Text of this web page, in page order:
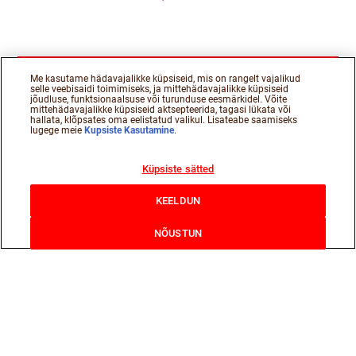
Me kasutame hädavajalikke küpsiseid, mis on rangelt vajalikud
selle veebisaidi toimimiseks, ja mittehädavajalikke küpsiseid
jõudluse, funktsionaalsuse või turunduse eesmärkidel. Võite
mittehädavajalikke küpsiseid aktsepteerida, tagasi lükata või
hallata, klõpsates oma eelistatud valikul. Lisateabe saamiseks
lugege meie Kupsiste Kasutamine.
Küpsiste sätted
KEELDUN
NÕUSTUN